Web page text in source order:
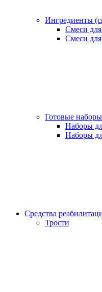
Ингредиенты
Смеси
Смеси
Готовые
Наборы
Наборы
Средства
Трости